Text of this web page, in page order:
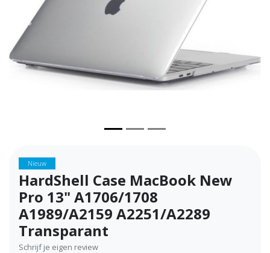
Vorige
Nieuw
HardShell Case MacBook New
Pro 13" A1706/1708
A1989/A2159 A2251/A2289
Transparant
Schrijf je eigen review